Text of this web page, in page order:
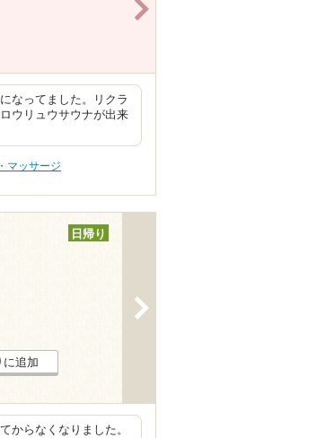
なってました。リクラ
ウリュウサウナが出来
マッサージ
日帰り
に追加
からなくなりました。